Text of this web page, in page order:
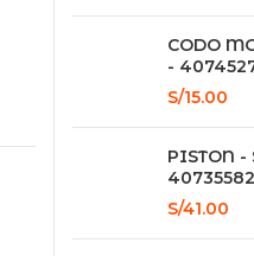
CODO
-
S/15.00
PISTON -
S/41.00